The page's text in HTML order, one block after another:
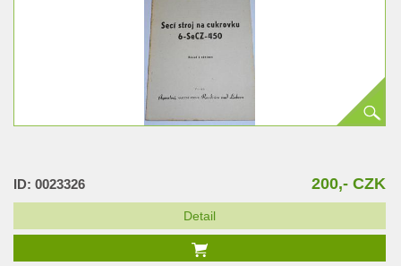
ID: 0023326 200,- CZK
Detail